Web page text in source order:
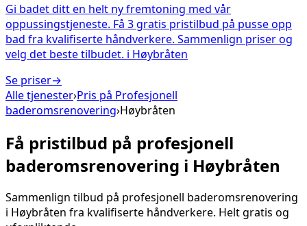
Gi badet ditt en helt ny fremtoning med vår
oppussingstjeneste. Få 3 gratis pristilbud på pusse opp
bad fra kvalifiserte håndverkere. Sammenlign priser og
velg det beste tilbudet. i Høybråten
Se priser→
Alle tjenester›Pris på Profesjonell
baderomsrenovering›Høybråten
Få pristilbud på profesjonell
baderomsrenovering i Høybråten
Sammenlign tilbud på profesjonell baderomsrenovering
i Høybråten fra kvalifiserte håndverkere. Helt gratis og